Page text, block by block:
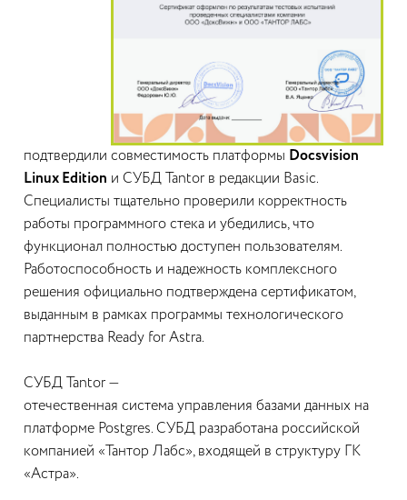
подтвердили совместимость платформы Docsvision
Linux Edition и СУБД Tantor в редакции Basic.
Специалисты тщательно проверили корректность
работы программного стека и убедились, что
функционал полностью доступен пользователям.
Работоспособность и надежность комплексного
решения официально подтверждена сертификатом,
выданным в рамках программы технологического
партнерства Ready for Astra.
СУБД Tantor —
отечественная система управления базами данных на
платформе Postgres. СУБД разработана российской
компанией «Тантор Лабс», входящей в структуру ГК
«Астра».